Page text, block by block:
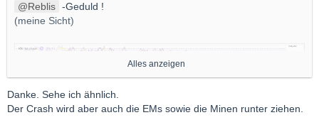
Reblis -Geduld !
(meine Sicht)
Alles anzeigen
Danke. Sehe ich ähnlich.
Der Crash wird aber auch die EMs sowie die Minen runter ziehen.